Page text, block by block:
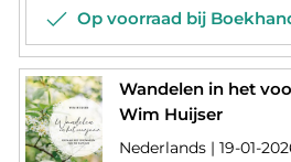
Op voorraad bij
Wandelen in het
Wim Huijser
Nederlands | 19-01-